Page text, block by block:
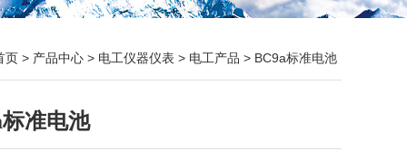
页 > 产品中心 > 电工仪器仪表 > 电工产品 > BC9a标准电池
准电池